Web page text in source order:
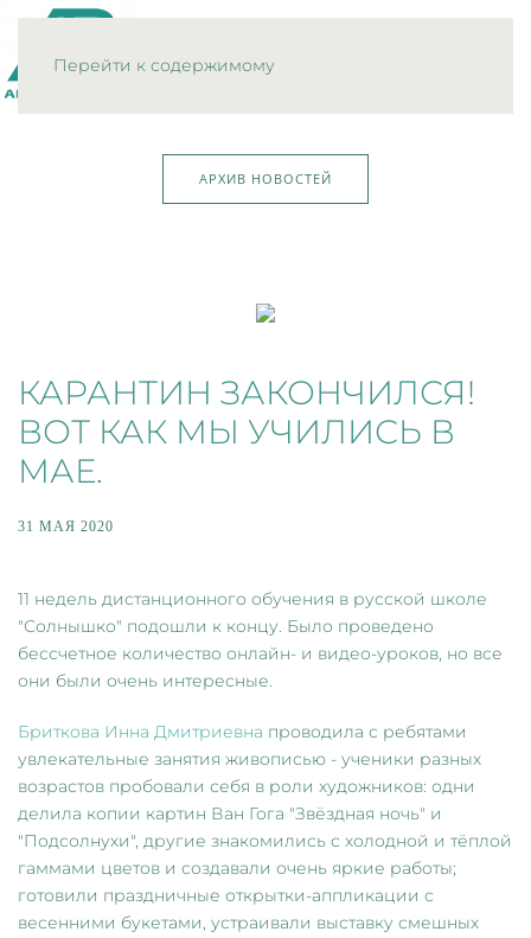
Перейти к содержимому
АРХИВ НОВОСТЕЙ
КАРАНТИН ЗАКОНЧИЛСЯ!
ВОТ КАК МЫ УЧИЛИСЬ В
МАЕ.
31 МАЯ 2020
11 недель дистанционного обучения в русской школе
"Солнышко" подошли к концу. Было проведено
бессчетное количество онлайн- и видео-уроков, но все
они были очень интересные.
Бриткова Инна Дмитриевна проводила с ребятами
увлекательные занятия живописью - ученики разных
возрастов пробовали себя в роли художников: одни
делила копии картин Ван Гога "Звёздная ночь" и
"Подсолнухи", другие знакомились с холодной и тёплой
гаммами цветов и создавали очень яркие работы;
готовили праздничные открытки-аппликации с
весенними букетами, устраивали выставку смешных